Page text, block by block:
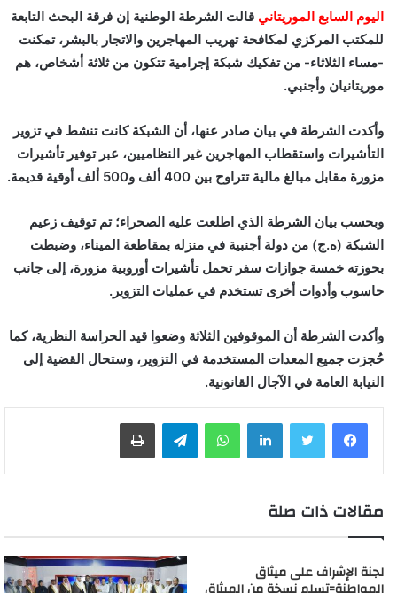
اليوم السابع الموريتاني قالت الشرطة الوطنية إن فرقة البحث التابعة
للمكتب المركزي لمكافحة تهريب المهاجرين والاتجار بالبشر، تمكنت
-مساء الثلاثاء- من تفكيك شبكة إجرامية تتكون من ثلاثة أشخاص، هم
موريتانيان وأجنبي.
وأكدت الشرطة في بيان صادر عنها، أن الشبكة كانت تنشط في تزوير
التأشيرات واستقطاب المهاجرين غير النظاميين، عبر توفير تأشيرات
مزورة مقابل مبالغ مالية تتراوح بين 400 ألف و500 ألف أوقية قديمة.
وبحسب بيان الشرطة الذي اطلعت عليه الصحراء؛ تم توقيف زعيم
الشبكة (ه.ج) من دولة أجنبية في منزله بمقاطعة الميناء، وضبطت
بحوزته خمسة جوازات سفر تحمل تأشيرات أوروبية مزورة، إلى جانب
حاسوب وأدوات أخرى تستخدم في عمليات التزوير.
وأكدت الشرطة أن الموقوفين الثلاثة وضعوا قيد الحراسة النظرية، كما
حُجزت جميع المعدات المستخدمة في التزوير، وستحال القضية إلى
النيابة العامة في الآجال القانونية.
لينكدإن واتساب
مقالات ذات صلة
لجنة الإشراف على ميثاق